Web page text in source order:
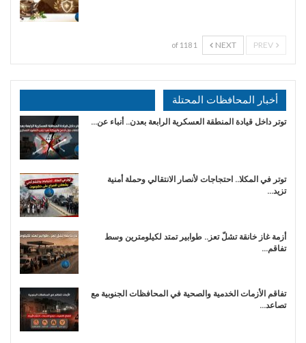
NEXT
1 of 118
أخبار المحافظات المحتلة
توتر داخل قيادة المنطقة العسكرية الرابعة بعدن.. أنباء عن…
توتر في المكلا.. احتجاجات لأنصار الانتقالي وحملة أمنية
تزيد…
أزمة غاز خانقة تشلّ تعز.. طوابير تمتد لكيلومترين وسط
تفاقم…
تفاقم الأزمات الخدمية والصحية في المحافظات الجنوبية مع
تصاعد…